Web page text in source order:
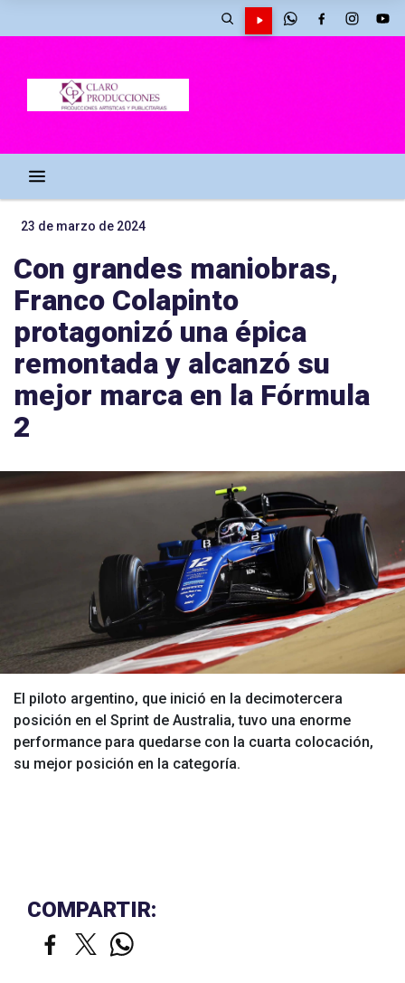
23 de marzo de 2024
Con grandes maniobras,
Franco Colapinto
protagonizó una épica
remontada y alcanzó su
mejor marca en la Fórmula
2
El piloto argentino, que inició en la decimotercera
posición en el Sprint de Australia, tuvo una enorme
performance para quedarse con la cuarta colocación,
su mejor posición en la categoría.
COMPARTIR: